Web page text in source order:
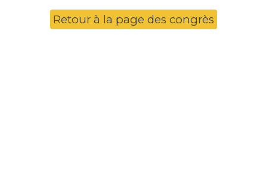
Retour à la page des congrès